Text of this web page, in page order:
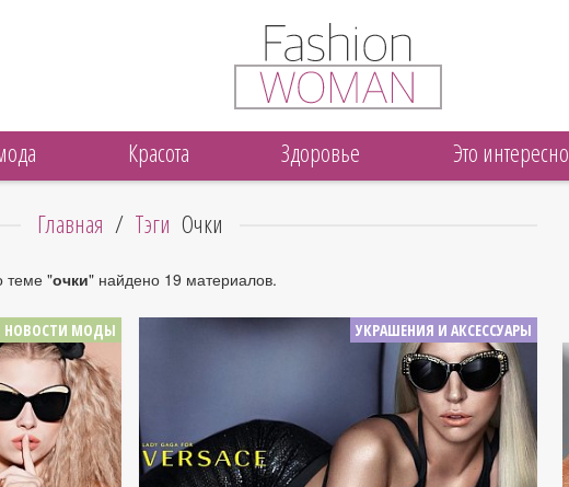
Красота Здоровье Это интересно
Главная / Тэги Очки
теме "очки" найдено 19 материалов.
НОВОСТИ МОДЫ УКРАШЕНИЯ И АКСЕССУАРЫ